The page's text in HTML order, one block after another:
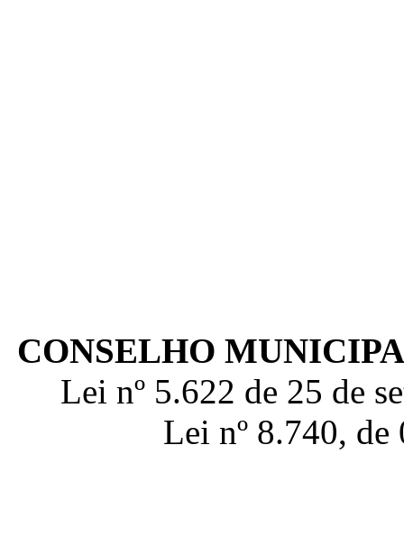
CONSELHO
Lei nº 5.622 de 25 de
Lei nº 8.740,